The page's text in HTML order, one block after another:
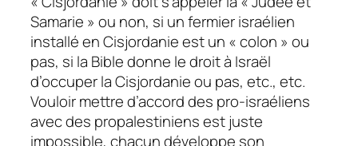
Samarie » ou non, si un fermier israélien
installé en Cisjordanie est un « colon » ou
pas, si la Bible donne le droit à Israël
d’occuper la Cisjordanie ou pas, etc., etc.
Vouloir mettre d’accord des pro-israéliens
avec des propalestiniens est juste
impossible, chacun développe son